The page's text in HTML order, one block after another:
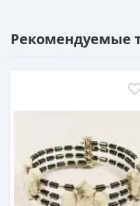
Рекомендуемые